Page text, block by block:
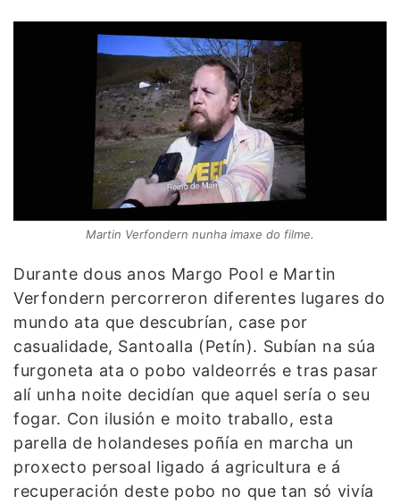
Martin Verfondern nunha imaxe do filme.
Durante dous anos Margo Pool e Martin
Verfondern percorreron diferentes lugares do
mundo ata que descubrían, case por
casualidade, Santoalla (Petín). Subían na súa
furgoneta ata o pobo valdeorrés e tras pasar
alí unha noite decidían que aquel sería o seu
fogar. Con ilusión e moito traballo, esta
parella de holandeses poñía en marcha un
proxecto persoal ligado á agricultura e á
recuperación deste pobo no que tan só vivía